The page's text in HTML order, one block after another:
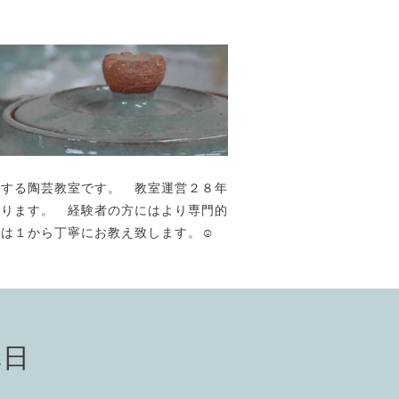
る陶芸教室です。 教室運営２８年
ます。 経験者の方にはより専門的
は１から丁寧にお教え致します。☺️